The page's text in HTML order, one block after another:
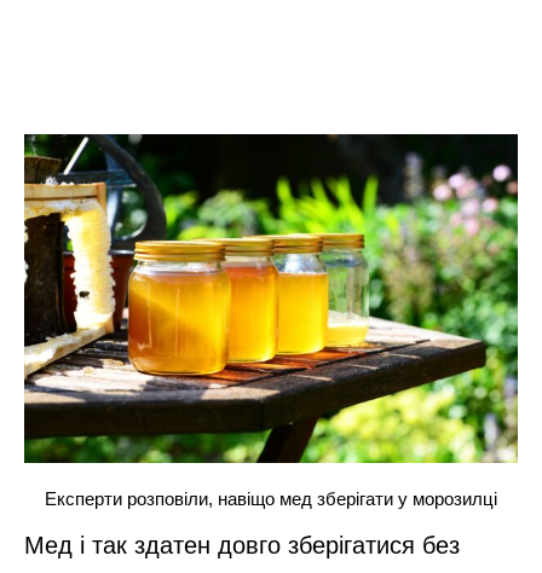
Експерти розповіли, навіщо мед зберігати у морозилці
Мед і так здатен довго зберігатися без